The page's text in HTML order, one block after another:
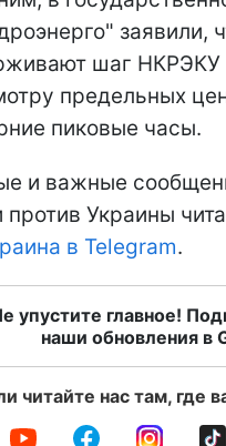
заявили,
шаг НКРЭКУ
предельных
пиковые часы.
и важные
против Украины
в Telegram.
упустите главное!
наши обновления в
читайте нас там, где